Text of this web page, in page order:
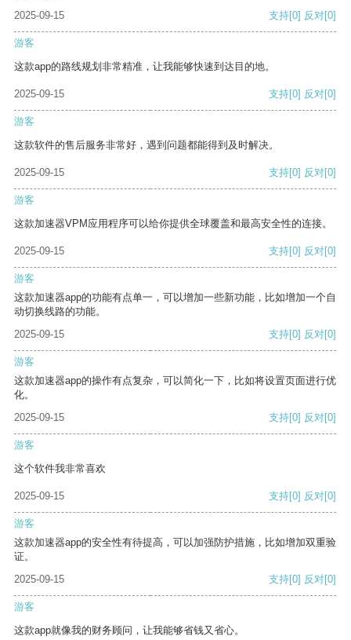
2025-09-15
支持[0] 反对[0]
游客
这款app的路线规划非常精准，让我能够快速到达目的地。
2025-09-15 支持[0] 反对[0]
游客
这款软件的售后服务非常好，遇到问题都能得到及时解决。
2025-09-15 支持[0] 反对[0]
游客
这款加速器VPM应用程序可以给你提供全球覆盖和最高安全性的连接。
2025-09-15 支持[0] 反对[0]
游客
这款加速器app的功能有点单一，可以增加一些新功能，比如增加一个自
动切换线路的功能。
2025-09-15
支持[0] 反对[0]
游客
这款加速器app的操作有点复杂，可以简化一下，比如将设置页面进行优
化。
2025-09-15
支持[0] 反对[0]
游客
这个软件我非常喜欢
2025-09-15 支持[0] 反对[0]
游客
这款加速器app的安全性有待提高，可以加强防护措施，比如增加双重验
证。
2025-09-15
支持[0] 反对[0]
游客
这款app就像我的财务顾问，让我能够省钱又省心。